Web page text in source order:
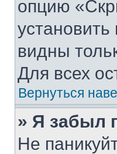
опцию
видны
Для всех
Вернуться
» Я забыл
Не